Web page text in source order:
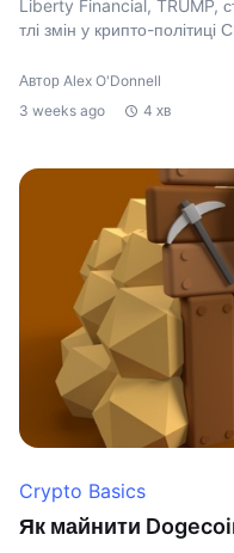
Liberty Financial, TRUMP,
тлі змін у крипто-політиці
Автор Alex O'Donnell
3 weeks ago
4 хв
Crypto Basics
Як майнити